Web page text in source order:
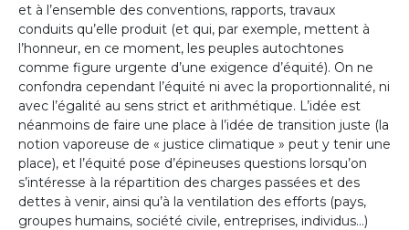
et à l’ensemble des conventions, rapports, travaux
conduits qu’elle produit (et qui, par exemple, mettent à
l’honneur, en ce moment, les peuples autochtones
comme figure urgente d’une exigence d’équité). On ne
confondra cependant l’équité ni avec la proportionnalité, ni
avec l’égalité au sens strict et arithmétique. L’idée est
néanmoins de faire une place à l’idée de transition juste (la
notion vaporeuse de « justice climatique » peut y tenir une
place), et l’équité pose d’épineuses questions lorsqu’on
s’intéresse à la répartition des charges passées et des
dettes à venir, ainsi qu’à la ventilation des efforts (pays,
groupes humains, société civile, entreprises, individus…)